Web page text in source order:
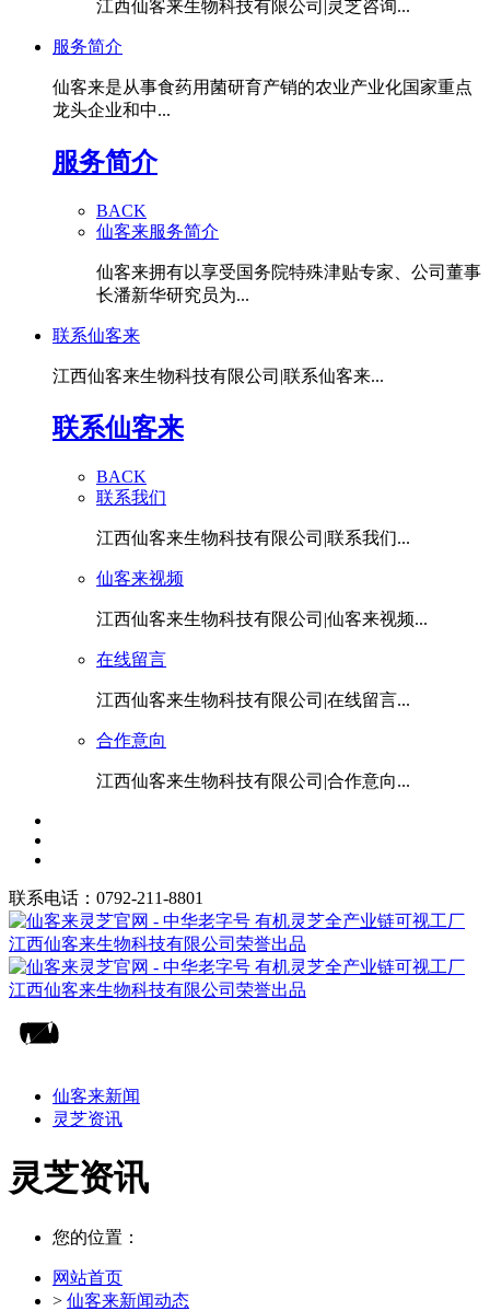
江西仙客来生物科技有限公司|灵芝咨询...
服务简介
仙客来是从事食药用菌研育产销的农业产业化国家重点
龙头企业和中...
服务简介
BACK
仙客来服务简介
仙客来拥有以享受国务院特殊津贴专家、公司董事
长潘新华研究员为...
联系仙客来
江西仙客来生物科技有限公司|联系仙客来...
联系仙客来
BACK
联系我们
江西仙客来生物科技有限公司|联系我们...
仙客来视频
江西仙客来生物科技有限公司|仙客来视频...
在线留言
江西仙客来生物科技有限公司|在线留言...
合作意向
江西仙客来生物科技有限公司|合作意向...
联系电话：0792-211-8801
仙客来新闻
灵芝资讯
灵芝资讯
您的位置：
网站首页
> 仙客来新闻动态